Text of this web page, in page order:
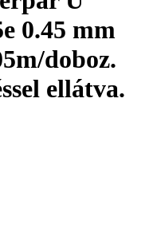
0.45 mm
doboz.
ellátva.